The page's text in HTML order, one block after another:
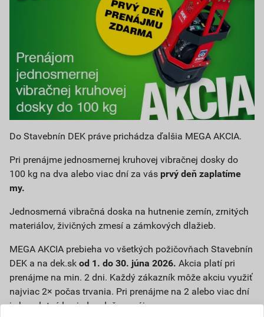
Do Stavebnín DEK práve prichádza ďalšia MEGA AKCIA.
Pri prenájme jednosmernej kruhovej vibračnej dosky do
100 kg na dva alebo viac dní za vás prvý deň zaplatíme
my.
Jednosmerná vibračná doska na hutnenie zemín, zrnitých
materiálov, živičných zmesí a zámkových dlažieb.
MEGA AKCIA prebieha vo všetkých požičovňach Stavebnín
DEK a na dek.sk od 1. do 30. júna 2026. Akcia platí pri
prenájme na min. 2 dni. Každý zákazník môže akciu využiť
najviac 2× počas trvania. Pri prenájme na 2 alebo viac dní
je bezplatný len jeden deň prenájmu.